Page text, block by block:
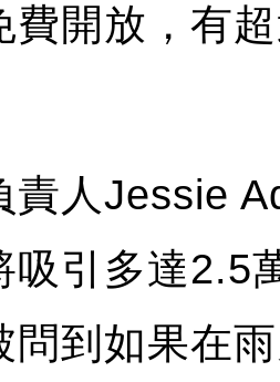
費開放，有
責人Jessie
吸引多達2.5
問到如果在